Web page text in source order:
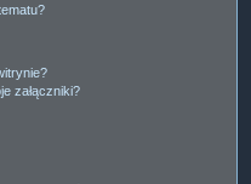
załączniki?